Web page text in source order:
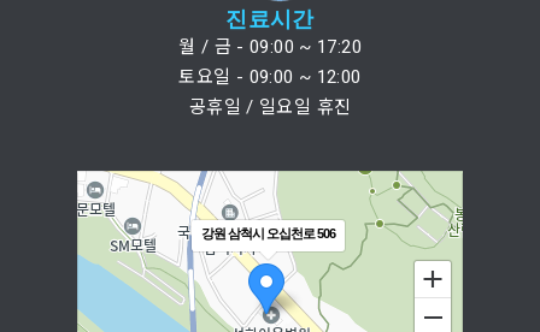
진료시간
월 / 금 - 09:00 ~ 17:20
토요일 - 09:00 ~ 12:00
공휴일 / 일요일 휴진
강원 삼척시 오십천로 506